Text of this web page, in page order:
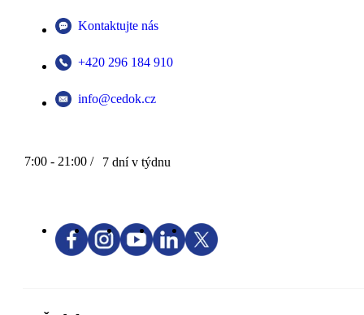
Kontaktujte nás
+420 296 184 910
info@cedok.cz
7:00 - 21:00 / 7 dní v týdnu